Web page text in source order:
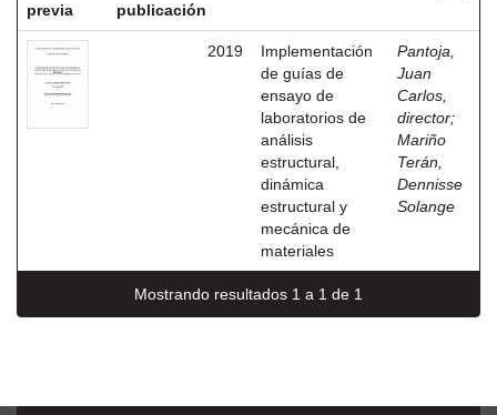
previa
publicación
2019
Implementación
de guías de
ensayo de
laboratorios de
análisis
estructural,
dinámica
estructural y
mecánica de
materiales
Pantoja,
Juan
Carlos,
director;
Mariño
Terán,
Dennisse
Solange
Mostrando resultados 1 a 1 de 1